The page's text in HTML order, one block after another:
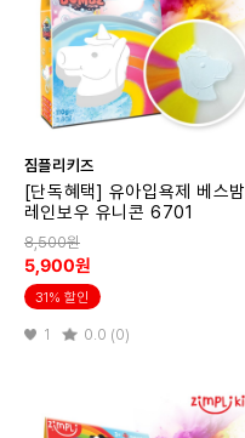
짐플리키즈
[단독혜택] 유아입욕제 베스밤
레인보우 유니콘 6701
8,500원
5,900원
31% 할인
1 0.0 (0)